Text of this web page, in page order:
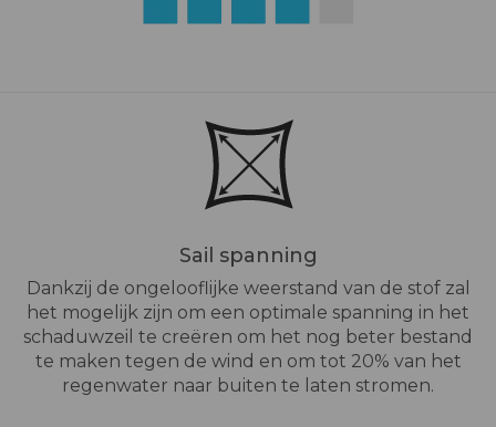
Sail spanning
Dankzij de ongelooflijke weerstand van de stof zal
het mogelijk zijn om een optimale spanning in het
schaduwzeil te creëren om het nog beter bestand
te maken tegen de wind en om tot 20% van het
regenwater naar buiten te laten stromen.